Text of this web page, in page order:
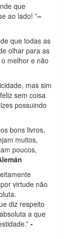
que
ao lado! ”–
que todas as
olhar para as
melhor e não
mas sim
sem coisa
possuindo
bons livros,
muitos,
poucos,
virtude não
diz respeito
a que
-